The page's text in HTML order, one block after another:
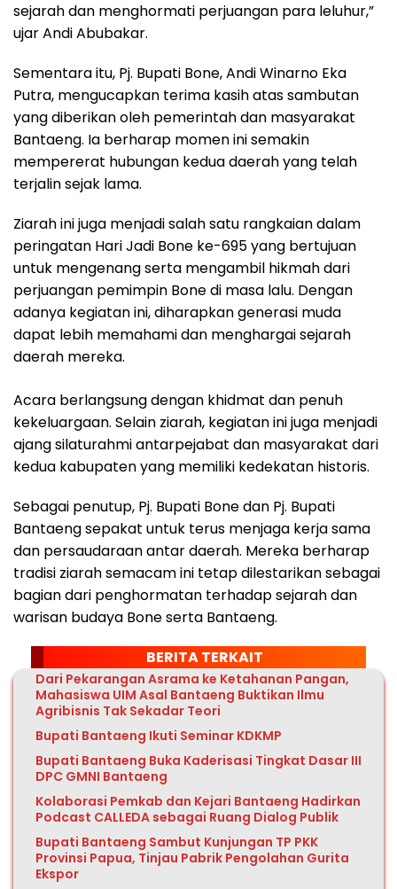
sejarah dan menghormati perjuangan para leluhur,”
ujar Andi Abubakar.
Sementara itu, Pj. Bupati Bone, Andi Winarno Eka
Putra, mengucapkan terima kasih atas sambutan
yang diberikan oleh pemerintah dan masyarakat
Bantaeng. Ia berharap momen ini semakin
mempererat hubungan kedua daerah yang telah
terjalin sejak lama.
Ziarah ini juga menjadi salah satu rangkaian dalam
peringatan Hari Jadi Bone ke-695 yang bertujuan
untuk mengenang serta mengambil hikmah dari
perjuangan pemimpin Bone di masa lalu. Dengan
adanya kegiatan ini, diharapkan generasi muda
dapat lebih memahami dan menghargai sejarah
daerah mereka.
Acara berlangsung dengan khidmat dan penuh
kekeluargaan. Selain ziarah, kegiatan ini juga menjadi
ajang silaturahmi antarpejabat dan masyarakat dari
kedua kabupaten yang memiliki kedekatan historis.
Sebagai penutup, Pj. Bupati Bone dan Pj. Bupati
Bantaeng sepakat untuk terus menjaga kerja sama
dan persaudaraan antar daerah. Mereka berharap
tradisi ziarah semacam ini tetap dilestarikan sebagai
bagian dari penghormatan terhadap sejarah dan
warisan budaya Bone serta Bantaeng.
BERITA TERKAIT
Dari Pekarangan Asrama ke Ketahanan Pangan,
Mahasiswa UIM Asal Bantaeng Buktikan Ilmu
Agribisnis Tak Sekadar Teori
Bupati Bantaeng Ikuti Seminar KDKMP
Bupati Bantaeng Buka Kaderisasi Tingkat Dasar III
DPC GMNI Bantaeng
Kolaborasi Pemkab dan Kejari Bantaeng Hadirkan
Podcast CALLEDA sebagai Ruang Dialog Publik
Bupati Bantaeng Sambut Kunjungan TP PKK
Provinsi Papua, Tinjau Pabrik Pengolahan Gurita
Ekspor